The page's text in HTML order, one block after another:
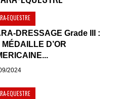
EQUESTRE
DRESSAGE Grade III :
MÉDAILLE D’OR
2024
EQUESTRE